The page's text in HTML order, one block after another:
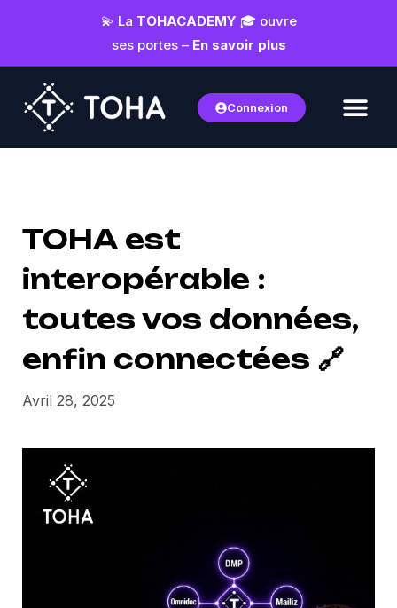
💫 La TOHACADEMY 🎓 ouvre
ses portes – En savoir plus
Connexion
TOHA est
interopérable :
toutes vos données,
enfin connectées 🔗
Avril 28, 2025